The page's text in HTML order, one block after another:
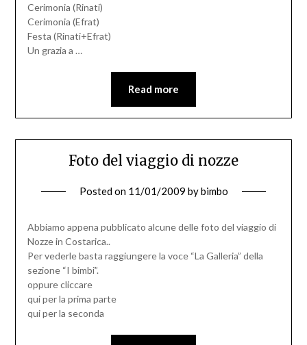
Cerimonia (Rinati)
Cerimonia (Efrat)
Festa (Rinati+Efrat)
Un grazia a …
Read more
Foto del viaggio di nozze
Posted on 11/01/2009 bybimbo
Abbiamo appena pubblicato alcune delle foto del viaggio di
Nozze in Costarica..
Per vederle basta raggiungere la voce “La Galleria” della
sezione “I bimbi”.
oppure cliccare
qui per la prima parte
qui per la seconda